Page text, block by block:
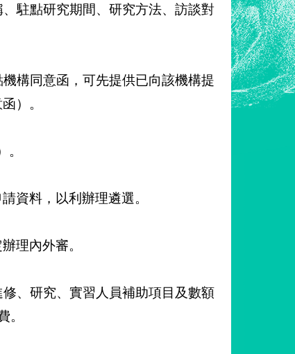
駐點研究期間、研究方法、訪談對
構同意函，可先提供已向該機構提
）。
資料，以利辦理遴選。
理內外審。
、研究、實習人員補助項目及數額
。